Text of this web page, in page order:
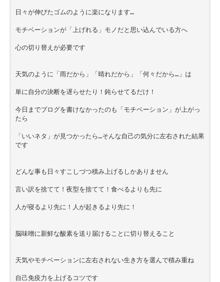
日々が伸びたゴムのように楽になります…
モチベーションが「上げれる」モノだと思い込んでいる方へ
心の切り替えが必要です
天気のように「雨だから」「晴れだから」「何々だから…」は
単に自分の決断を遅らせたり！鈍らせてるだけ！
今日までブログを書けなかったのも「モチベーション」が上がっ
たら
「いいネタ」が見つかったら…そんな自己の気分に左右された結果
です
どんな事も日々すこしづつ積み上げるしかありません
言い訳を捨てて！夜型を捨てて！食べるよりも先に
人が寝るより先に！人が起きるより先に！
脳味噌に新鮮な酸素を送り届けることに切り替えること
天気やモチベーションに左右されない生き方を選んで積み重ね
自己免疫力を上げるコツです